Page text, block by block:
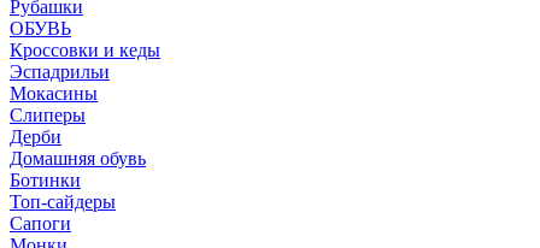
Рубашки
ОБУВЬ
Кроссовки и кеды
Эспадрильи
Мокасины
Слиперы
Дерби
Домашняя обувь
Ботинки
Топ-сайдеры
Сапоги